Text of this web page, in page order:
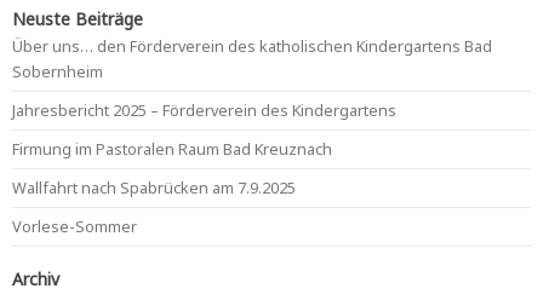
Neuste Beiträge
Über uns… den Förderverein des katholischen Kindergartens Bad
Sobernheim
Jahresbericht 2025 – Förderverein des Kindergartens
Firmung im Pastoralen Raum Bad Kreuznach
Wallfahrt nach Spabrücken am 7.9.2025
Vorlese-Sommer
Archiv